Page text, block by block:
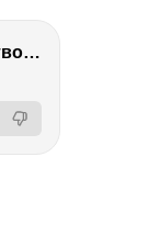
Антон Немцов — убийство Бориса Немцова, переезд в Дубай, семья и политика